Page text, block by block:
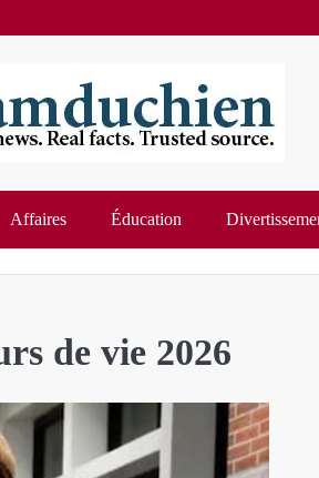
Affaires Éducation
de vie 2026